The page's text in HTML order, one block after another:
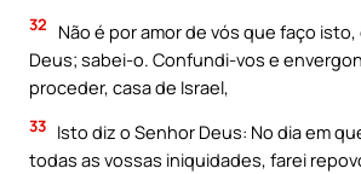
32
Não é por amor de vós que faço
Deus; sabei-o. Confundi-vos e
proceder, casa de Israel,
33 Isto diz o Senhor Deus: No dia em
todas as vossas iniquidades, farei